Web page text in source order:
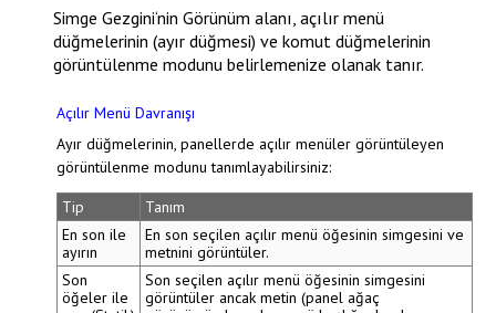
Simge Gezgini‘ninGörünüm alanı, açılır menü
düğmelerinin (ayır düğmesi) ve komut düğmelerinin
görüntülenme modunu belirlemenize olanak tanır.
Açılır Menü Davranışı
Ayır düğmelerinin, panellerde açılır menüler görüntüleyen
görüntülenme modunu tanımlayabilirsiniz:
Tip
Tanım
En son ile
ayırın
En son seçilen açılır menü öğesinin simgesini ve
metnini görüntüler.
Son
öğeler ile
Son seçilen açılır menü öğesinin simgesini
görüntüler ancak metin (panel ağaç